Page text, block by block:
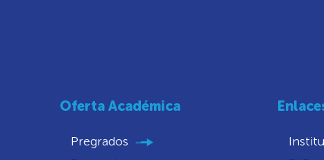
Oferta Académica
Pregrados